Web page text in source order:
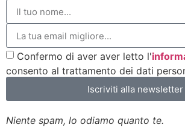
Confermo di aver aver letto l'
consento al trattamento dei dati
Iscriviti alla newsletter
Niente spam, lo odiamo quanto te.